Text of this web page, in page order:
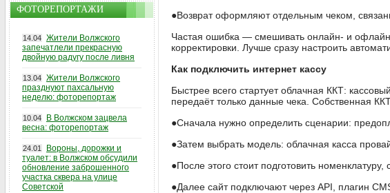
●Возврат оформляют отдельным чеком,
Частая ошибка — смешивать онлайн- и
корректировки. Лучше сразу настроить
Как подключить интернет кассу
Быстрее всего стартует облачная ККТ:
передаёт только данные чека. Собственная
●Сначала нужно определить сценарии:
●Затем выбрать модель: облачная касса
●После этого стоит подготовить
●Далее сайт подключают через API, плагин
ФОТОРЕПОРТАЖИ
14.04 Жители Волжского
запечатлели прекрасную
двойную радугу после ливня
13.04 Жители Волжского
празднуют пахсальную
неделю: фоторепортаж
10.04
В Волжском зацвела
весна: фоторепортаж
24.01
Вороны, дорожки и
туалет: в Волжском обсудили
обновление заброшенного
участка сквера на улице
Советской